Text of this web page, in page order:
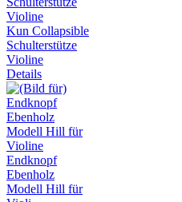
Kun Collapsible
Schulterstütze
Violine
Details
Endknopf
Ebenholz
Modell Hill für